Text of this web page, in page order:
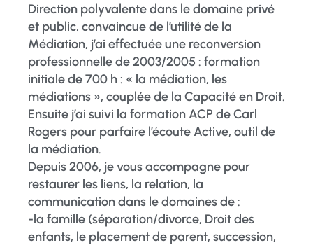
Direction polyvalente dans le domaine privé
et public, convaincue de l’utilité de la
Médiation, j’ai effectuée une reconversion
professionnelle de 2003/2005 : formation
initiale de 700 h : « la médiation, les
médiations », couplée de la Capacité en Droit.
Ensuite j’ai suivi la formation ACP de Carl
Rogers pour parfaire l’écoute Active, outil de
la médiation.
Depuis 2006, je vous accompagne pour
restaurer les liens, la relation, la
communication dans le domaines de :
-la famille (séparation/divorce, Droit des
enfants, le placement de parent, succession,